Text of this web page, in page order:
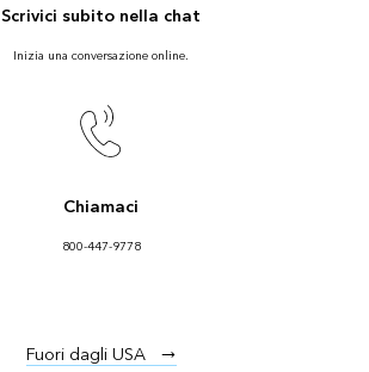
Scrivici subito nella chat
Inizia una conversazione online.
Chiamaci
800-447-9778
Fuori dagli USA